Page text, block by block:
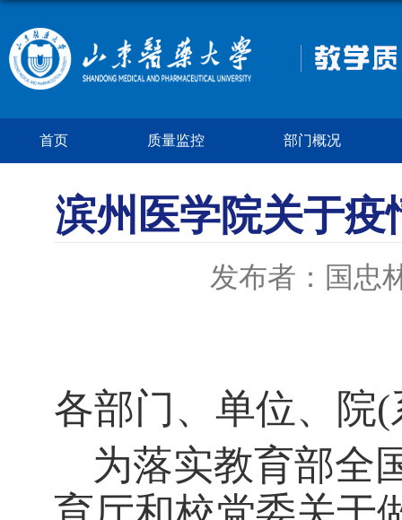
首页 质量监控 部门概况
滨州医学院关于
发布者：国忠
各部门、单位、院(
为落实教育部全